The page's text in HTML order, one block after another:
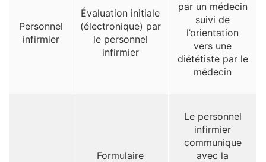
Personnel
infirmier
Évaluation initiale
(électronique) par
le personnel
infirmier
par un médecin
suivi de
l’orientation
vers une
diététiste par le
médecin
Formulaire
Le personnel
infirmier
communique
avec la